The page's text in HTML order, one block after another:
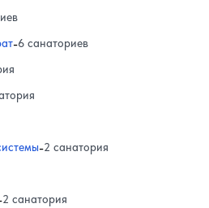
-6 санаториев
-2 санатория
2 санатория